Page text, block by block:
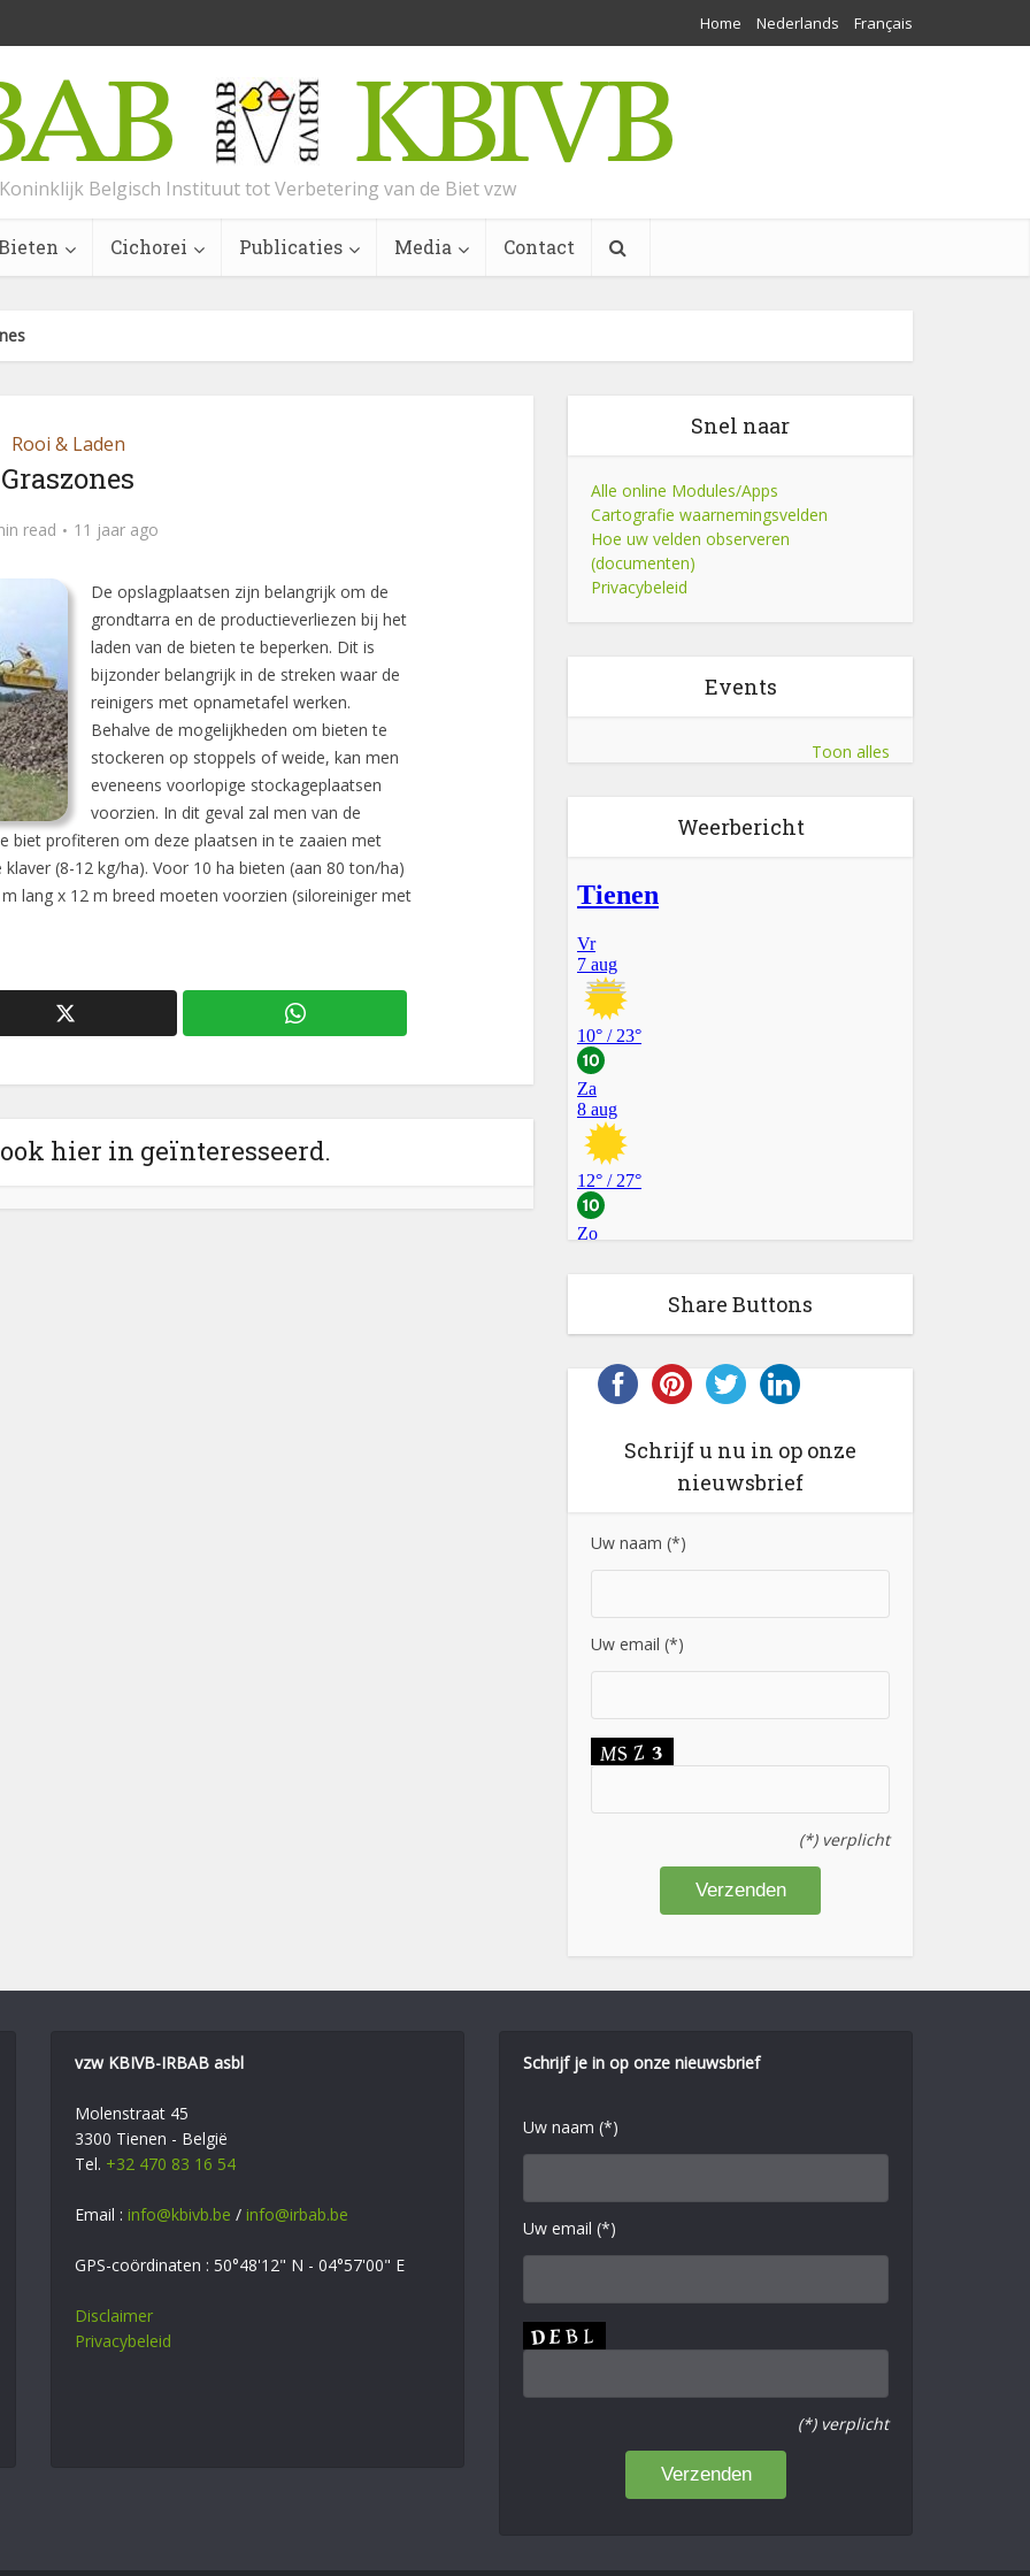
Home Nederlands Français
Koninklijk Belgisch Instituut tot Verbetering van de Biet vzw
Cichorei Publicaties Media Contact
Rooi & Laden
Graszones
read 11 jaar ago
De opslagplaatsen zijn belangrijk om de
grondtarra en de productieverliezen bij het
laden van de bieten te beperken. Dit is
bijzonder belangrijk in de streken waar de
reinigers met opnametafel werken.
Behalve de mogelijkheden om bieten te
stockeren op stoppels of weide, kan men
eveneens voorlopige stockageplaatsen
voorzien. In dit geval zal men van de
biet profiteren om deze plaatsen in te zaaien met
(8-12 kg/ha). Voor 10 ha bieten (aan 80 ton/ha)
lang x 12 m breed moeten voorzien (siloreiniger met
hier in geïnteresseerd.
Snel naar
Alle online Modules/Apps
Cartografie waarnemingsvelden
Hoe uw velden observeren
(documenten)
Privacybeleid
Events
Toon alles
Weerbericht
Share Buttons
Schrijf u nu in op onze
nieuwsbrief
Uw naam (*)
Uw email (*)
(*) verplicht
vzw KBIVB-IRBAB asbl
Molenstraat 45
3300 Tienen - België
Tel. +32 470 83 16 54
Email : info@kbivb.be / info@irbab.be
GPS-coördinaten : 50°48'12" N - 04°57'00" E
Disclaimer
Privacybeleid
Schrijf je in op onze nieuwsbrief
Uw naam (*)
Uw email (*)
(*) verplicht